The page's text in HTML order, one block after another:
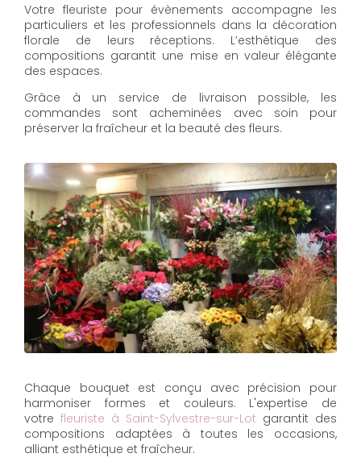
Votre fleuriste pour évènements accompagne les
particuliers et les professionnels dans la décoration
florale de leurs réceptions. L’esthétique des
compositions garantit une mise en valeur élégante
des espaces.
Grâce à un service de livraison possible, les
commandes sont acheminées avec soin pour
préserver la fraîcheur et la beauté des fleurs.
Chaque bouquet est conçu avec précision pour
harmoniser formes et couleurs. L'expertise de
votre fleuriste à Saint-Sylvestre-sur-Lot garantit des
compositions adaptées à toutes les occasions,
alliant esthétique et fraîcheur.